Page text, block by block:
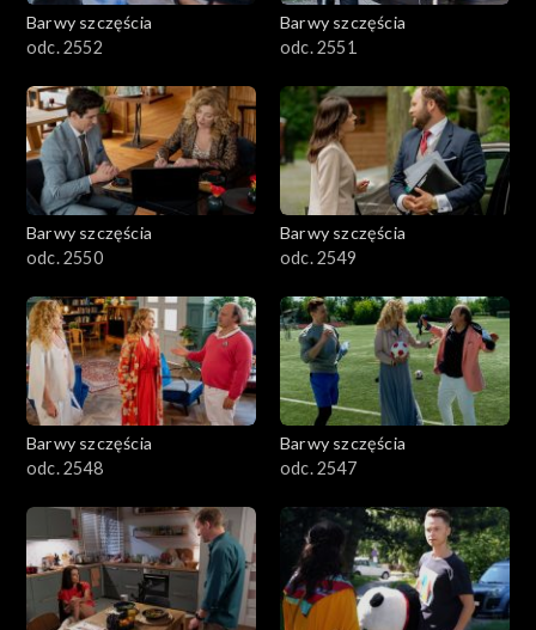
Barwy szczęścia
odc. 2552
Barwy szczęścia
odc. 2551
Barwy szczęścia
odc. 2550
Barwy szczęścia
odc. 2549
Barwy szczęścia
odc. 2548
Barwy szczęścia
odc. 2547